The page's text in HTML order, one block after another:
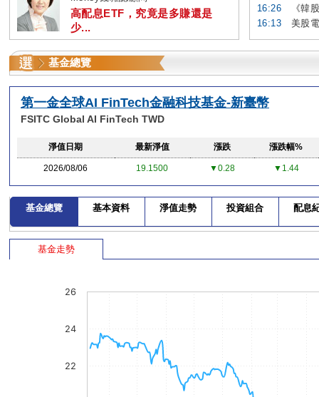
高配息ETF，究竟是多賺還是
少...
16:26
《韓
16:13
美股
基金總覽
第一金全球AI FinTech金融科技基金-新臺幣
FSITC Global AI FinTech TWD
淨值日期 最新淨值 漲跌 漲跌幅%
2026/08/06 19.1500 ▼0.28 ▼1.44
基金總覽 基本資料 淨值走勢 投資組合 配息
基金走勢
22
24
26